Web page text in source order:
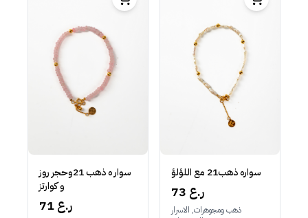
سوار ه ذهب 21وحجر روز
و كوارتز
71 ر.ع
سواره ذهب21 مع اللؤلؤ
73 ر.ع
ذهب ومجوهرات, الاسرار